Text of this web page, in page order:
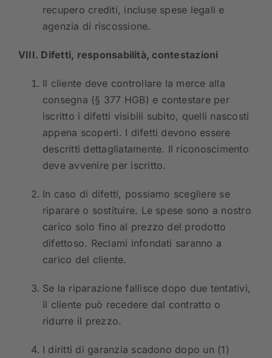
recupero crediti, incluse spese legali e
agenzia di riscossione.
VIII. Difetti, responsabilità, contestazioni
Il cliente deve controllare la merce alla
consegna (§ 377 HGB) e contestare per
iscritto i difetti visibili subito, quelli nascosti
appena scoperti. I difetti devono essere
descritti dettagliatamente. Il riconoscimento
deve avvenire per iscritto.
In caso di difetti, possiamo scegliere se
riparare o sostituire. Le spese sono a nostro
carico solo fino al prezzo del prodotto
difettoso. Reclami infondati saranno a
carico del cliente.
Se la riparazione fallisce dopo due tentativi,
il cliente può recedere dal contratto o
ridurre il prezzo.
I diritti di garanzia scadono dopo un (1)